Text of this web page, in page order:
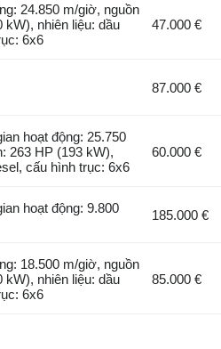
24.850 m/giờ, nguồn
kW), nhiên liệu: dầu
6x6
47.000 €
87.000 €
hoạt động: 25.750
263 HP (193 kW),
cấu hình trục: 6x6
60.000 €
hoạt động: 9.800
185.000 €
18.500 m/giờ, nguồn
kW), nhiên liệu: dầu
6x6
85.000 €